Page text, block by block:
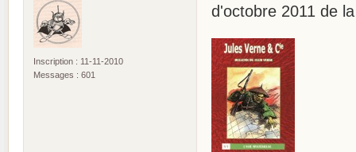
Inscription : 11-11-2010
Messages : 601
d'octobre 2011 de